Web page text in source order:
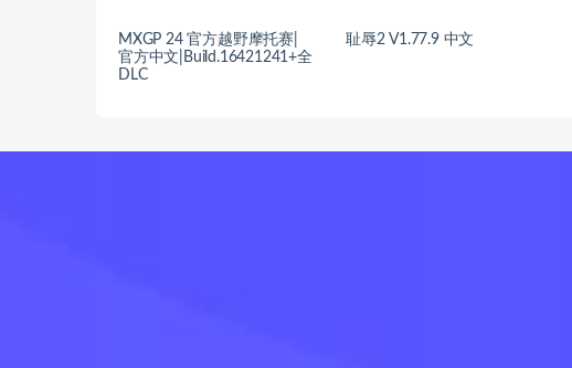
MXGP 24 官方越野摩托赛|
官方中文|Build.16421241+全
DLC
耻辱2 V1.77.9 中文